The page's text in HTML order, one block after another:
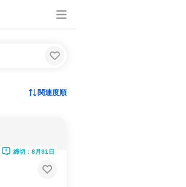
関連度順
締切：8月31日